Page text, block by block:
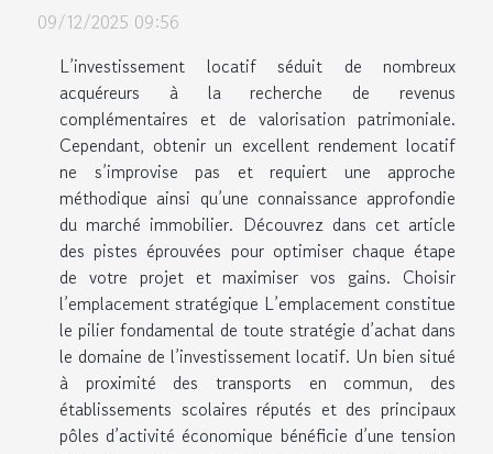
09/12/2025 09:56
L’investissement locatif séduit de nombreux
acquéreurs à la recherche de revenus
complémentaires et de valorisation patrimoniale.
Cependant, obtenir un excellent rendement locatif
ne s’improvise pas et requiert une approche
méthodique ainsi qu’une connaissance approfondie
du marché immobilier. Découvrez dans cet article
des pistes éprouvées pour optimiser chaque étape
de votre projet et maximiser vos gains. Choisir
l’emplacement stratégique L’emplacement constitue
le pilier fondamental de toute stratégie d’achat dans
le domaine de l’investissement locatif. Un bien situé
à proximité des transports en commun, des
établissements scolaires réputés et des principaux
pôles d’activité économique bénéficie d’une tension